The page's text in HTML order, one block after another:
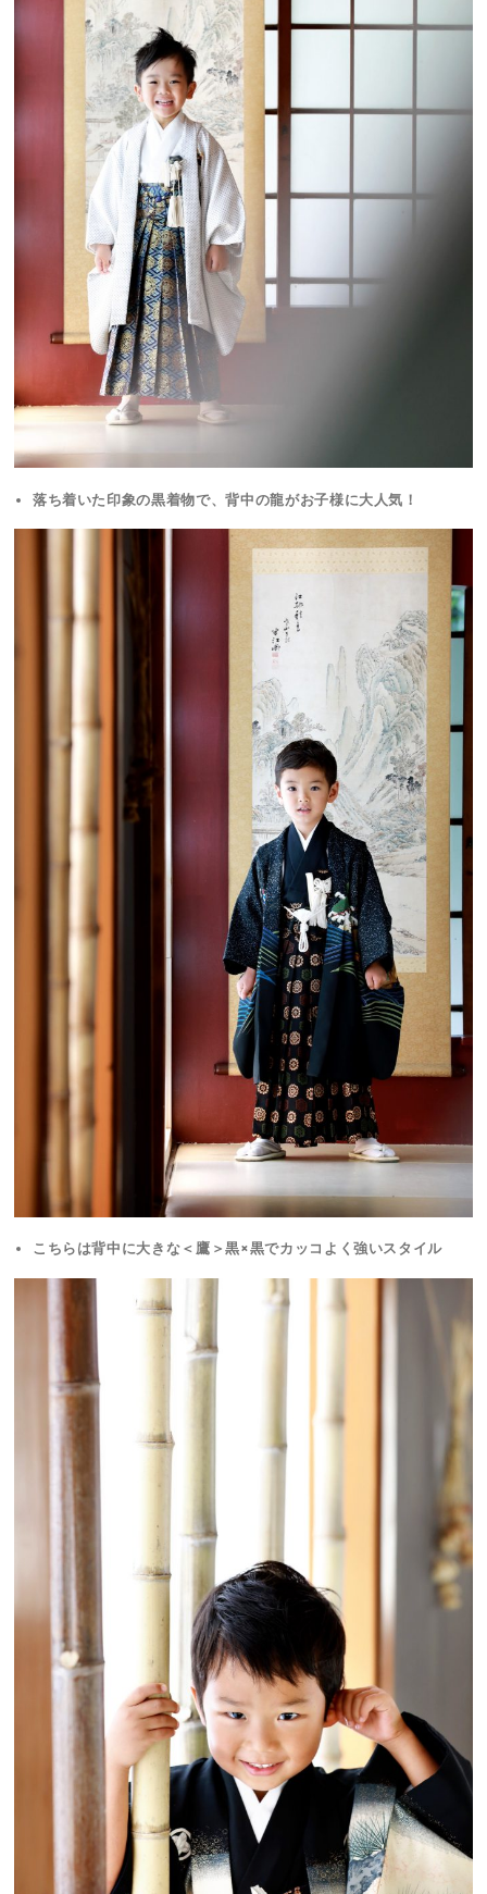
落ち着いた印象の黒着物で、背中の龍がお子様に大人気！
こちらは背中に大きな＜鷹＞黒×黒でカッコよく強いスタイル